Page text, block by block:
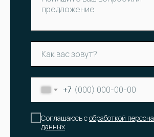
+7
Соглашаюсь собработкой
данных